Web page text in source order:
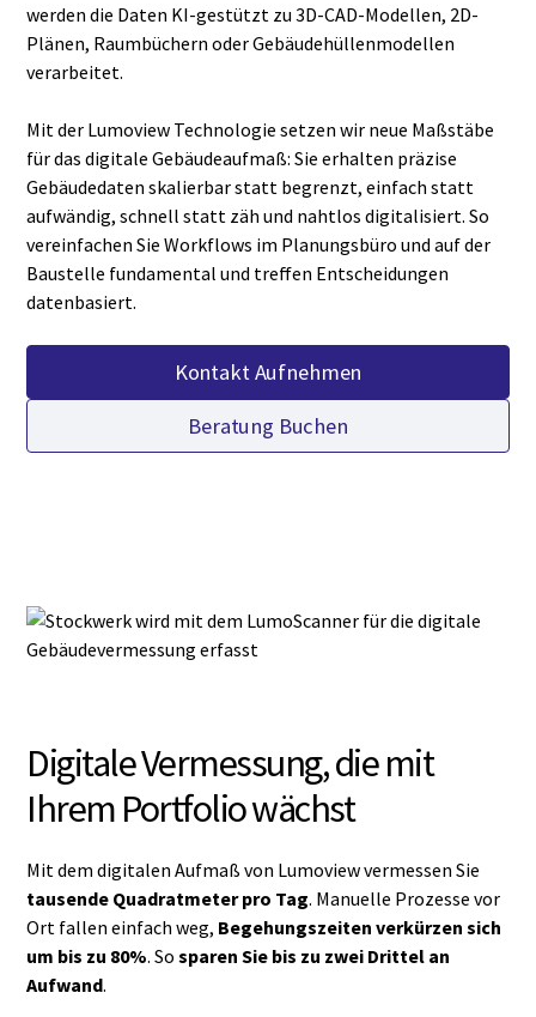
werden die Daten KI-gestützt zu 3D-CAD-Modellen, 2D-
Plänen, Raumbüchern oder Gebäudehüllenmodellen
verarbeitet.
Mit der Lumoview Technologie setzen wir neue Maßstäbe
für das digitale Gebäudeaufmaß: Sie erhalten präzise
Gebäudedaten skalierbar statt begrenzt, einfach statt
aufwändig, schnell statt zäh und nahtlos digitalisiert. So
vereinfachen Sie Workflows im Planungsbüro und auf der
Baustelle fundamental und treffen Entscheidungen
datenbasiert.
Kontakt Aufnehmen
Beratung Buchen
Digitale Vermessung, die mit
Ihrem Portfolio wächst
Mit dem digitalen Aufmaß von Lumoview vermessen Sie
tausende Quadratmeter pro Tag. Manuelle Prozesse vor
Ort fallen einfach weg, Begehungszeiten verkürzen sich
um bis zu 80%. Sosparen Sie bis zu zwei Drittel an
Aufwand.